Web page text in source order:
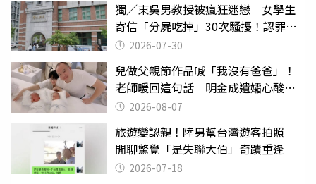
獨／東吳男教授被瘋狂迷戀 女學生
寄信「分屍吃掉」30次騷擾！認罪免
關 2026-07-30
兒做父親節作品喊「我沒有爸爸」！
老師暖回這句話 明金成遺孀心酸惹
淚 2026-08-07
旅遊變認親！陸男幫台灣遊客拍照
閒聊驚覺「是失聯大伯」奇蹟重逢
2026-07-18